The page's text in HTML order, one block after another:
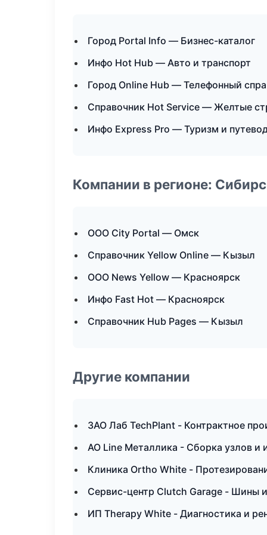
Город Portal Info — Бизнес-каталог
Инфо Hot Hub — Авто и транспорт
Город Online Hub — Телефонный
Справочник Hot Service — Желтые
Инфо Express Pro — Туризм и
Компании в регионе:
ООО City Portal — Омск
Справочник Yellow Online — Кызыл
ООО News Yellow — Красноярск
Инфо Fast Hot — Красноярск
Справочник Hub Pages — Кызыл
Другие компании
ЗАО Лаб TechPlant - Контрактное
АО Line Металлика - Сборка узлов и
Клиника Ortho White -
Сервис-центр Clutch Garage - Шины
ИП Therapy White - Диагностика и